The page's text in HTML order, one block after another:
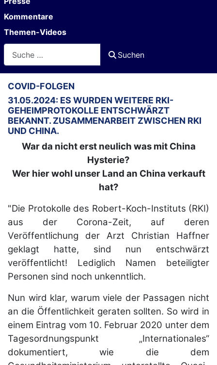
Kommentare
Themen-Videos
Suchen
COVID-FOLGEN
31.05.2024: ES WURDEN WEITERE RKI-
GEHEIMPROTOKOLLE ENTSCHWÄRZT
BEKANNT. ZUSAMMENARBEIT ZWISCHEN RKI
UND CHINA.
War da nicht erst neulich was mit China
Hysterie?
Wer hier wohl unser Land an China verkauft
hat?
"Die Protokolle des Robert-Koch-Instituts (RKI)
aus der Corona-Zeit, auf deren
Veröffentlichung der Arzt Christian Haffner
geklagt hatte, sind nun entschwärzt
veröffentlicht! Lediglich Namen beteiligter
Personen sind noch unkenntlich.
Nun wird klar, warum viele der Passagen nicht
an die Öffentlichkeit geraten sollten. So wird in
einem Eintrag vom 10. Februar 2020 unter dem
Tagesordnungspunkt „Internationales“
dokumentiert, wie die dem